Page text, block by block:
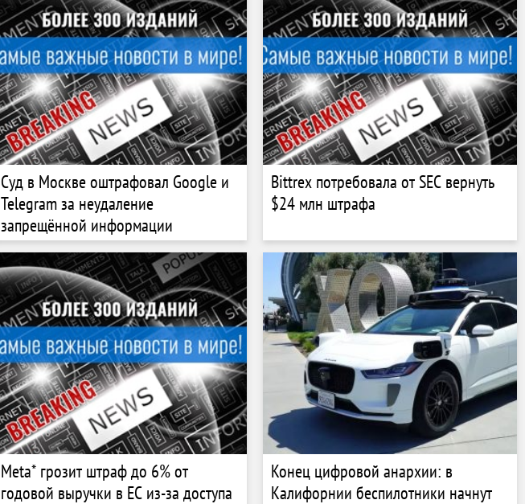
Суд в Москве оштрафовал Google и
Telegram за неудаление
запрещённой информации
Bittrex потребовала от SEC вернуть
$24 млн штрафа
Meta* грозит штраф до 6% от
годовой выручки в ЕС из-за доступа
Конец цифровой анархии: в
Калифорнии беспилотники начнут